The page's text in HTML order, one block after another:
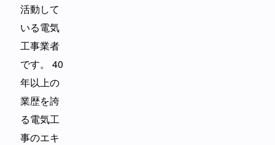
活動して
いる電気
工事業者
です。 40
年以上の
業歴を誇
る電気工
事のエキ